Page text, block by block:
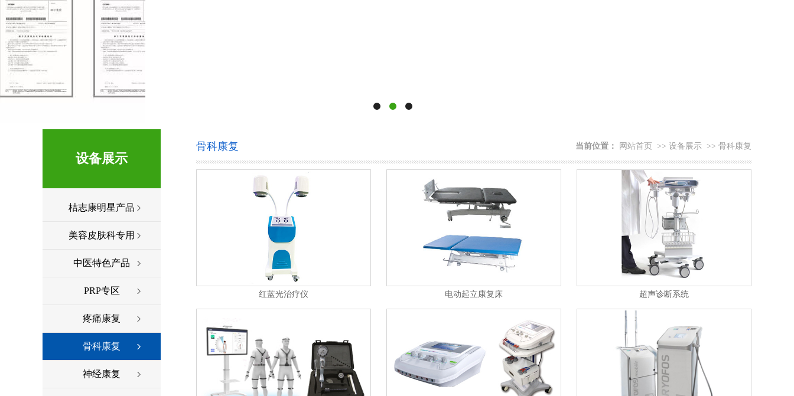
设备展示
桔志康明星产品
美容皮肤科专用
中医特色产品
PRP专区
疼痛康复
骨科康复
神经康复
当前位置： 网站首页 >> 设备展示 >> 骨科康复
骨科康复
红蓝光治疗仪 电动起立康复床 超声诊断系统